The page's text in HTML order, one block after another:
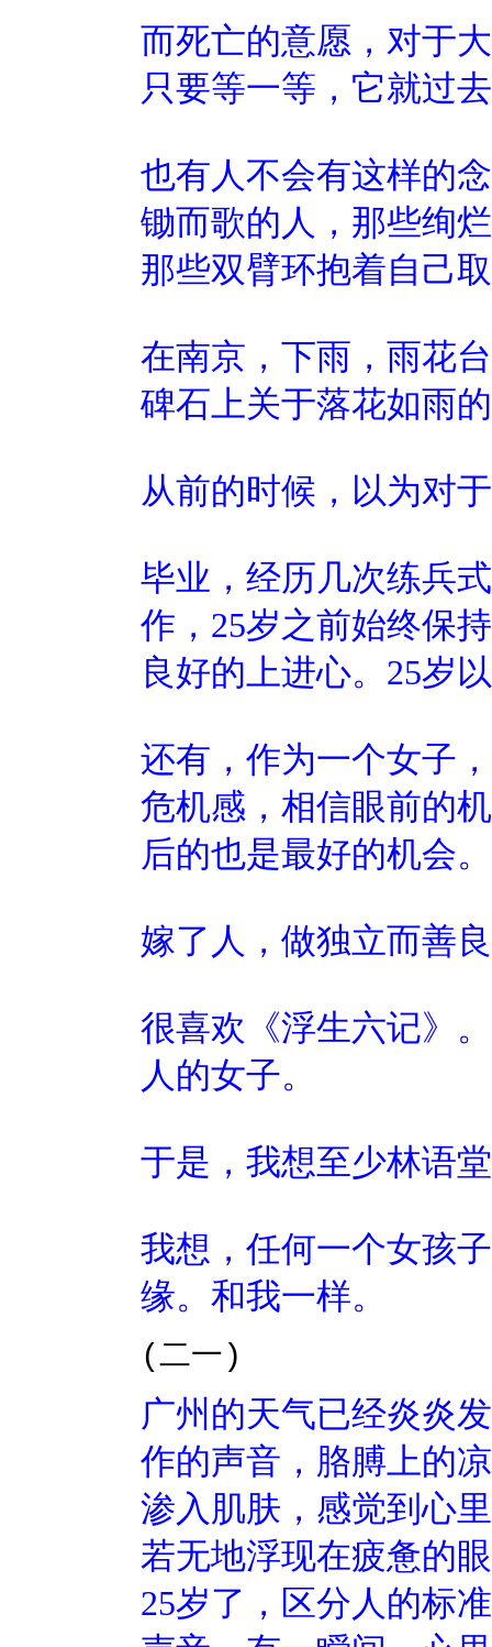
而死亡的意愿，对于
只要等一等，它就过
也有人不会有这样的
锄而歌的人，那些绚
那些双臂环抱着自己
在南京，下雨，雨花
碑石上关于落花如雨
从前的时候，以为对
毕业，经历几次练兵
作，25岁之前始终保
良好的上进心。25岁
还有，作为一个女子
危机感，相信眼前的
后的也是最好的机会。
嫁了人，做独立而善
很喜欢《浮生六记》
人的女子。
于是，我想至少林语
我想，任何一个女孩
缘。和我一样。
(二一)
广州的天气已经炎炎
作的声音，胳膊上的
渗入肌肤，感觉到心
若无地浮现在疲惫的
25岁了，区分人的标